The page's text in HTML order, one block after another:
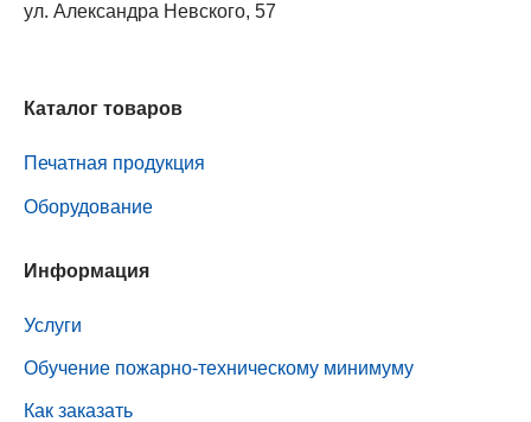
ул. Александра Невского, 57
Каталог товаров
Печатная продукция
Оборудование
Информация
Услуги
Обучение пожарно-техническому минимуму
Как заказать